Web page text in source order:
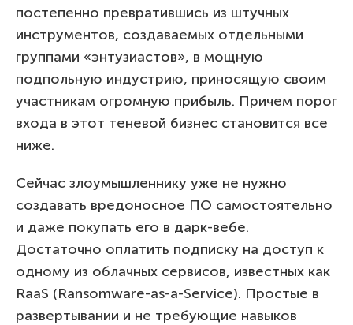
постепенно превратившись из штучных
инструментов, создаваемых отдельными
группами «энтузиастов», в мощную
подпольную индустрию, приносящую своим
участникам огромную прибыль. Причем порог
входа в этот теневой бизнес становится все
ниже.
Сейчас злоумышленнику уже не нужно
создавать вредоносное ПО самостоятельно
и даже покупать его в дарк-вебе.
Достаточно оплатить подписку на доступ к
одному из облачных сервисов, известных как
RaaS (Ransomware-as-a-Service). Простые в
развертывании и не требующие навыков